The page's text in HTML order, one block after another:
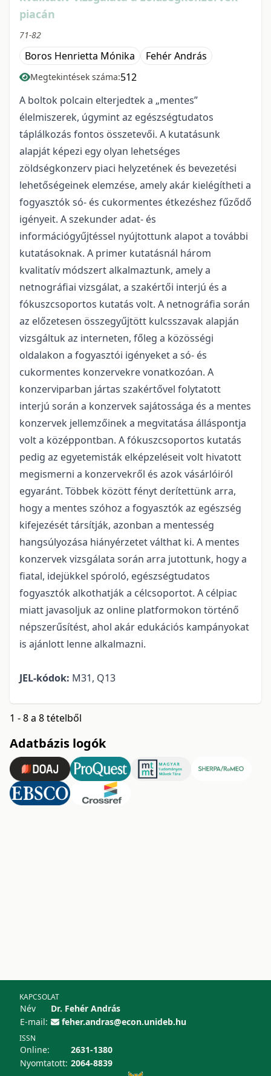
piacán
71-82
Boros Henrietta Mónika Fehér András
Megtekintések száma:512
A boltok polcain elterjedtek a „mentes”
élelmiszerek, úgymint az egészségtudatos
táplálkozás fontos összetevői. A kutatásunk
alapját képezi egy olyan lehetséges
zöldségkonzerv piaci helyzetének és bevezetési
lehetőségeinek elemzése, amely akár kielégítheti a
fogyasztók só- és cukormentes étkezéshez fűződő
igényeit. A szekunder adat- és
információgyűjtéssel nyújtottunk alapot a további
kutatásoknak. A primer kutatásnál három
kvalitatív módszert alkalmaztunk, amely a
netnográfiai vizsgálat, a szakértői interjú és a
fókuszcsoportos kutatás volt. A netnográfia során
az előzetesen összegyűjtött kulcsszavak alapján
vizsgáltuk az interneten, főleg a közösségi
oldalakon a fogyasztói igényeket a só- és
cukormentes konzervekre vonatkozóan. A
konzerviparban jártas szakértővel folytatott
interjú során a konzervek sajátossága és a mentes
konzervek jellemzőinek a megvitatása álláspontja
volt a középpontban. A fókuszcsoportos kutatás
pedig az egyetemisták elképzeléseit volt hivatott
megismerni a konzervekről és azok vásárlóiról
egyaránt. Többek között fényt derítettünk arra,
hogy a mentes szóhoz a fogyasztók az egészség
kifejezését társítják, azonban a mentesség
hangsúlyozása hiányérzetet válthat ki. A mentes
konzervek vizsgálata során arra jutottunk, hogy a
fiatal, idejükkel spóroló, egészségtudatos
fogyasztók alkothatják a célcsoportot. A célpiac
miatt javasoljuk az online platformokon történő
népszerűsítést, ahol akár edukációs kampányokat
is ajánlott lenne alkalmazni.
JEL-kódok: M31, Q13
1 - 8 a 8 tételből
Adatbázis logók
KAPCSOLAT
Név
Dr. Fehér András
E-mail:
feher.andras@econ.unideb.hu
ISSN
Online:
2631-1380
Nyomtatott: 2064-8839